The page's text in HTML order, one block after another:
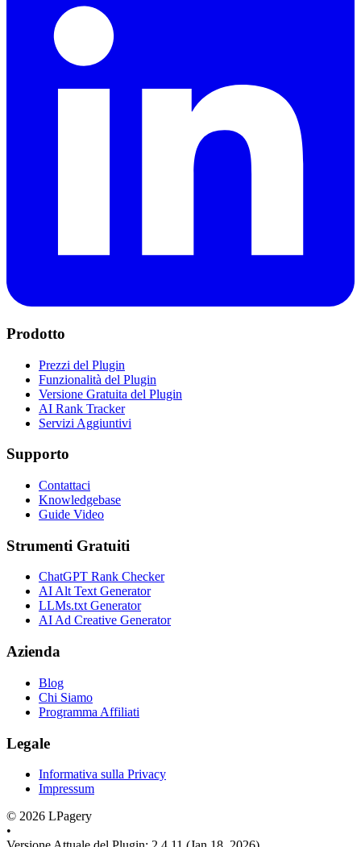
Prodotto
Prezzi del Plugin
Funzionalità del Plugin
Versione Gratuita del Plugin
AI Rank Tracker
Servizi Aggiuntivi
Supporto
Contattaci
Knowledgebase
Guide Video
Strumenti Gratuiti
ChatGPT Rank Checker
AI Alt Text Generator
LLMs.txt Generator
AI Ad Creative Generator
Azienda
Blog
Chi Siamo
Programma Affiliati
Legale
Informativa sulla Privacy
Impressum
© 2026 LPagery
•